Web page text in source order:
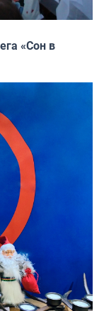
«Сон в